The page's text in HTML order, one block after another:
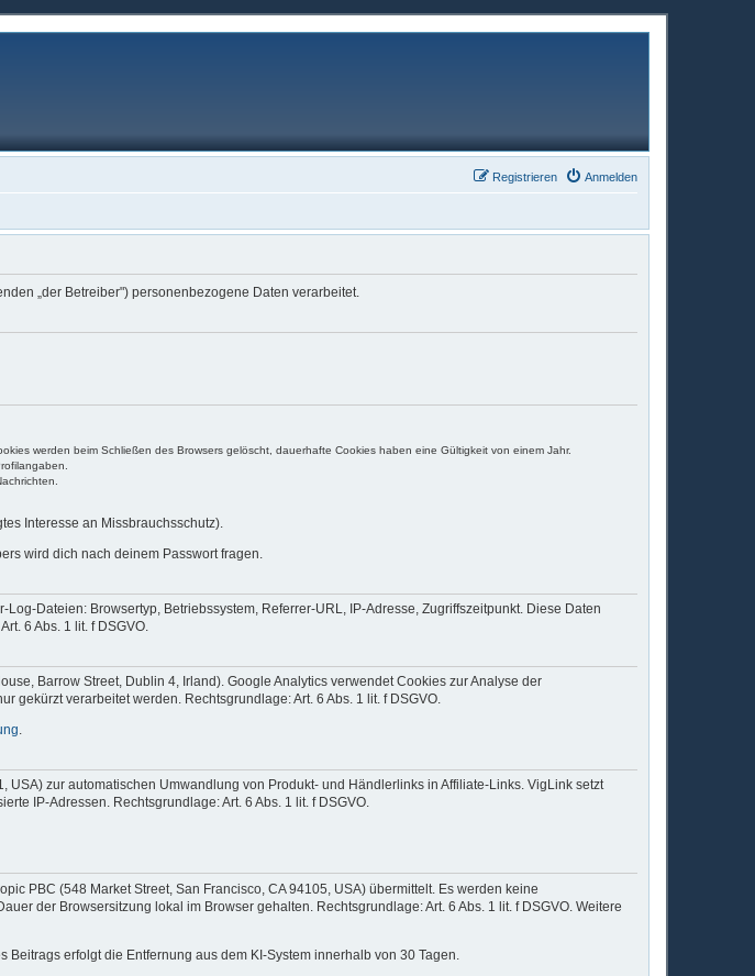
Anmelden
Registrieren
„der Betreiber") personenbezogene Daten verarbeitet.
werden beim Schließen des Browsers gelöscht, dauerhafte Cookies haben eine Gültigkeit von einem Jahr.
Interesse an Missbrauchsschutz).
wird dich nach deinem Passwort fragen.
Dateien: Browsertyp, Betriebssystem, Referrer-URL, IP-Adresse, Zugriffszeitpunkt. Diese Daten
6 Abs. 1 lit. f DSGVO.
Barrow Street, Dublin 4, Irland). Google Analytics verwendet Cookies zur Analyse der
gekürzt verarbeitet werden. Rechtsgrundlage: Art. 6 Abs. 1 lit. f DSGVO.
.
zur automatischen Umwandlung von Produkt- und Händlerlinks in Affiliate-Links. VigLink setzt
IP-Adressen. Rechtsgrundlage: Art. 6 Abs. 1 lit. f DSGVO.
PBC (548 Market Street, San Francisco, CA 94105, USA) übermittelt. Es werden keine
der Browsersitzung lokal im Browser gehalten. Rechtsgrundlage: Art. 6 Abs. 1 lit. f DSGVO. Weitere
erfolgt die Entfernung aus dem KI-System innerhalb von 30 Tagen.